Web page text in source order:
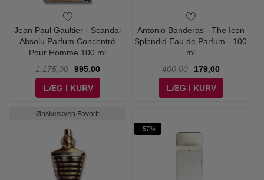
Jean Paul Gaultier - Scandal
Absolu Parfum Concentré
Pour Homme 100 ml
1.175,00
995,00
LÆG I KURV
Antonio Banderas - The Icon
Splendid Eau de Parfum - 100
ml
400,00
179,00
LÆG I KURV
Ønskeskyen Favorit
-57%